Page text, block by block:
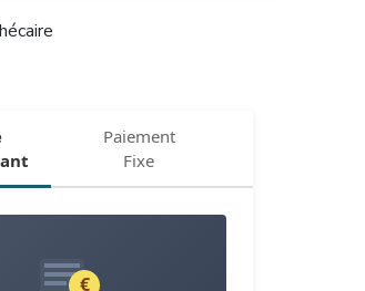
Paiement
Fixe
€